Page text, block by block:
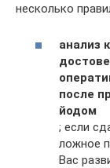
несколько
анализ
после
йодом
; если
ложное
Вас